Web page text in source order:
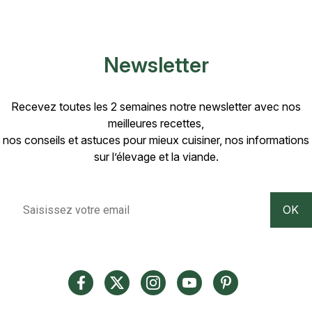
Newsletter
Recevez toutes les 2 semaines notre newsletter avec nos
meilleures recettes,
nos conseils et astuces pour mieux cuisiner, nos informations
sur l’élevage et la viande.